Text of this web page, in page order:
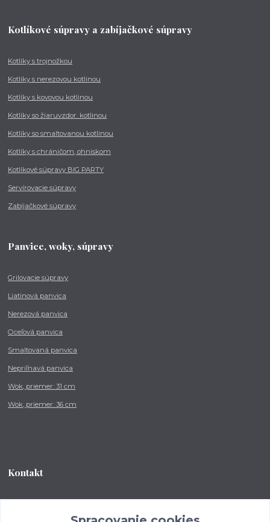
Kotlíkové súpravy a zabíjačkové súpravy
Kotlíky s trojnožkou
Kotlíky s nerezovou kotlinou
Kotlíky s kovovou kotlinou
Kotlíky so žiaruvzdor. kotlinou
Kotlíky so smaltovanou kotlinou
Kotlíky s chráničom, ohniskom
Kotlíkové súpravy BIG PARTY
Servírovacie súpravy
Zabíjačkové súpravy
Panvice, woky, súpravy
Grilovacie súpravy
Liatinová panvica
Nerezová panvica
Oceľová panvica
Smaltovaná panvica
Nepriľnavá panvica
Wok, priemer: 31 cm
Wok, priemer: 36 cm
Kontakt
od 8:00 - do 16:00 hod